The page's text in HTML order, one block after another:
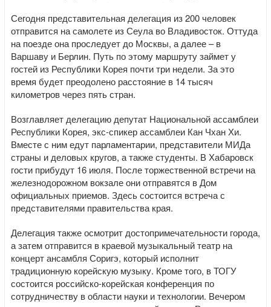
Сегодня представительная делегация из 200 человек
отправится на самолете из Сеула во Владивосток. Оттуда
на поезде она проследует до Москвы, а далее – в
Варшаву и Берлин. Путь по этому маршруту займет у
гостей из Республики Корея почти три недели. За это
время будет преодолено расстояние в 14 тысяч
километров через пять стран.
Возглавляет делегацию депутат Национальной ассамблеи
Республики Корея, экс-спикер ассамблеи Кан Чхан Хи.
Вместе с ним едут парламентарии, представители МИДа
страны и деловых кругов, а также студенты. В Хабаровск
гости прибудут 16 июля. После торжественной встречи на
железнодорожном вокзале они отправятся в Дом
официальных приемов. Здесь состоится встреча с
представителями правительства края.
Делегация также осмотрит достопримечательности города,
а затем отправится в краевой музыкальный театр на
концерт ансамбля Соригэ, который исполнит
традиционную корейскую музыку. Кроме того, в ТОГУ
состоится российско-корейская конференция по
сотрудничеству в области науки и технологии. Вечером